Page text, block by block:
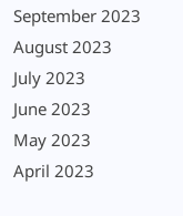
September 2023
August 2023
July 2023
June 2023
May 2023
April 2023